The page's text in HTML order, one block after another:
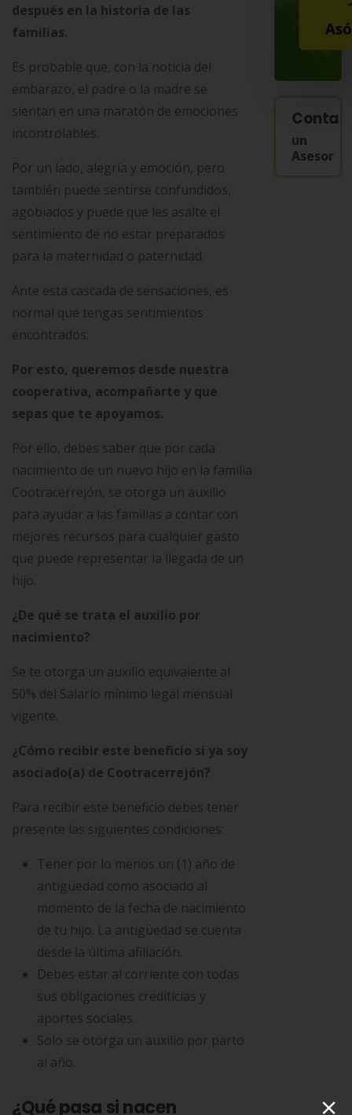
después en la historia de las
familias.
Es probable que, con la noticia del
embarazo, el padre o la madre se
sientan en una maratón de emociones
incontrolables.
Por un lado, alegría y emoción, pero
también puede sentirse confundidos,
agobiados y puede que les asalte el
sentimiento de no estar preparados
para la maternidad o paternidad.
Ante esta cascada de sensaciones, es
normal que tengas sentimientos
encontrados.
Por esto, queremos desde nuestra
cooperativa, acompañarte y que
sepas que te apoyamos.
Por ello, debes saber que por cada
nacimiento de un nuevo hijo en la familia
Cootracerrejón, se otorga un auxilio
para ayudar a las familias a contar con
mejores recursos para cualquier gasto
que puede representar la llegada de un
hijo.
¿De qué se trata el auxilio por
nacimiento?
Se te otorga un auxilio equivalente al
50% del Salario mínimo legal mensual
vigente.
¿Cómo recibir este beneficio si ya soy
asociado(a) de Cootracerrejón?
Para recibir este beneficio debes tener
presente las siguientes condiciones:
Tener por lo menos un (1) año de
antigüedad como asociado al
momento de la fecha de nacimiento
de tu hijo. La antigüedad se cuenta
desde la última afiliación.
Debes estar al corriente con todas
sus obligaciones crediticias y
aportes sociales.
Solo se otorga un auxilio por parto
al año.
¿Qué pasa si nacen
un
Asesor
×